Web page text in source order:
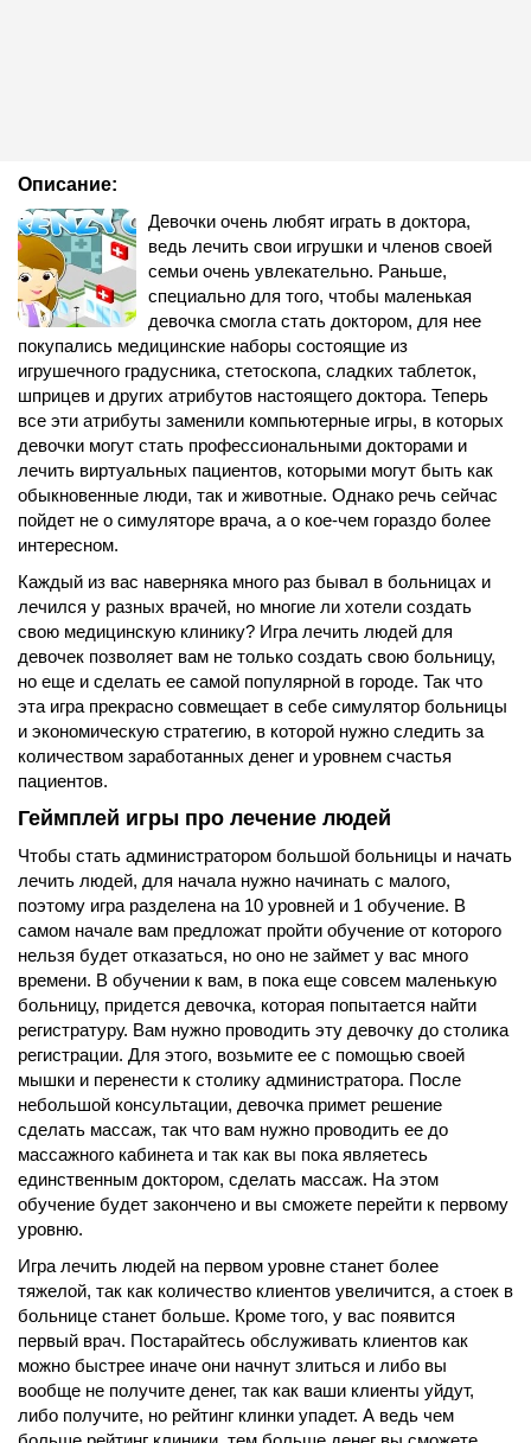
Описание:
Девочки очень любят играть в доктора,
ведь лечить свои игрушки и членов своей
семьи очень увлекательно. Раньше,
специально для того, чтобы маленькая
девочка смогла стать доктором, для нее
покупались медицинские наборы состоящие из
игрушечного градусника, стетоскопа, сладких таблеток,
шприцев и других атрибутов настоящего доктора. Теперь
все эти атрибуты заменили компьютерные игры, в которых
девочки могут стать профессиональными докторами и
лечить виртуальных пациентов, которыми могут быть как
обыкновенные люди, так и животные. Однако речь сейчас
пойдет не о симуляторе врача, а о кое-чем гораздо более
интересном.
Каждый из вас наверняка много раз бывал в больницах и
лечился у разных врачей, но многие ли хотели создать
свою медицинскую клинику? Игра лечить людей для
девочек позволяет вам не только создать свою больницу,
но еще и сделать ее самой популярной в городе. Так что
эта игра прекрасно совмещает в себе симулятор больницы
и экономическую стратегию, в которой нужно следить за
количеством заработанных денег и уровнем счастья
пациентов.
Геймплей игры про лечение людей
Чтобы стать администратором большой больницы и начать
лечить людей, для начала нужно начинать с малого,
поэтому игра разделена на 10 уровней и 1 обучение. В
самом начале вам предложат пройти обучение от которого
нельзя будет отказаться, но оно не займет у вас много
времени. В обучении к вам, в пока еще совсем маленькую
больницу, придется девочка, которая попытается найти
регистратуру. Вам нужно проводить эту девочку до столика
регистрации. Для этого, возьмите ее с помощью своей
мышки и перенести к столику администратора. После
небольшой консультации, девочка примет решение
сделать массаж, так что вам нужно проводить ее до
массажного кабинета и так как вы пока являетесь
единственным доктором, сделать массаж. На этом
обучение будет закончено и вы сможете перейти к первому
уровню.
Игра лечить людей на первом уровне станет более
тяжелой, так как количество клиентов увеличится, а стоек в
больнице станет больше. Кроме того, у вас появится
первый врач. Постарайтесь обслуживать клиентов как
можно быстрее иначе они начнут злиться и либо вы
вообще не получите денег, так как ваши клиенты уйдут,
либо получите, но рейтинг клинки упадет. А ведь чем